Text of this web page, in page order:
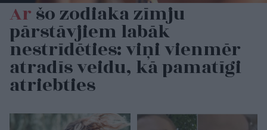
Aršo zodiaka zīmju
pārstāvjiem labāk
nestrīdēties: viņi vienmēr
atradīs veidu, kā pamatīgi
atriebties